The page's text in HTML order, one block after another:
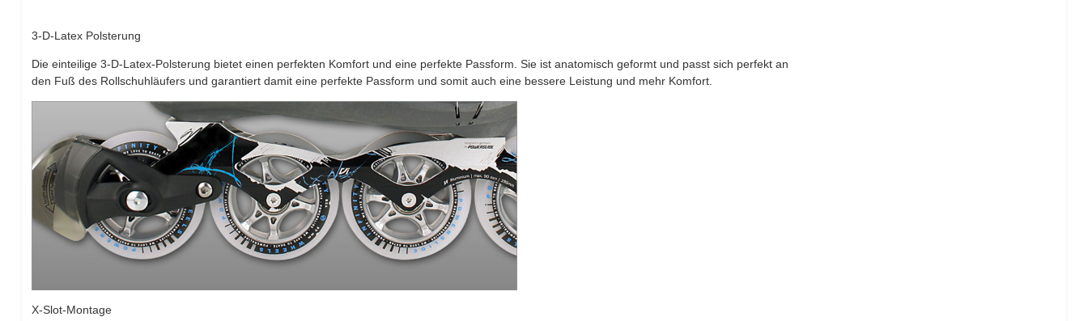
3-D-Latex Polsterung
Die einteilige 3-D-Latex-Polsterung bietet einen perfekten Komfort und eine perfekte Passform. Sie ist anatomisch geformt und passt sich perfekt an
den Fuß des Rollschuhläufers und garantiert damit eine perfekte Passform und somit auch eine bessere Leistung und mehr Komfort.
X-Slot-Montage